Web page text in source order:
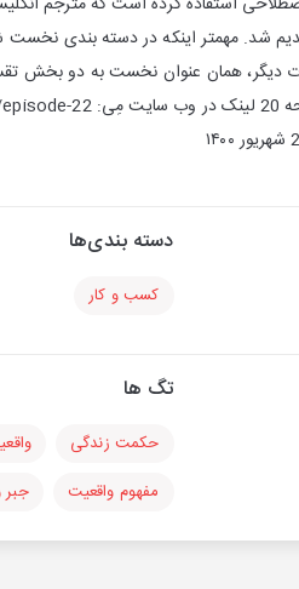
شد. مهمتر اینکه در دسته بندی
دیگر، همان عنوان نخست به دو بخش
دسته بندی‌ها
کسب و کار
تگ ها
حکمت زندگی
مفهوم واقعیت
جبر